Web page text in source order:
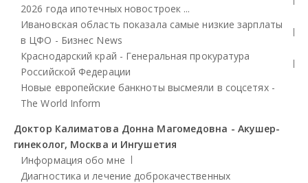
2026 года ипотечных новостроек ...
Ивановская область показала самые низкие зарплаты
в ЦФО - Бизнес News
Краснодарский край - Генеральная прокуратура
Российской Федерации
Новые европейские банкноты высмеяли в соцсетях -
The World Inform
Доктор Калиматова Донна Магомедовна - Акушер-
гинеколог, Москва и Ингушетия
Информация обо мне
Диагностика и лечение доброкачественных